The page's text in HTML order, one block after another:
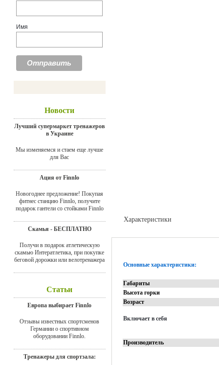
Имя
Новости
Лучший супермаркет тренажеров
в Украине
Мы изменяемся и стаем еще лучше
для Вас
Ация от Finnlo
Новогоднее предложение! Покупая
фитнес станцию Finnlo, получите
подарок гантели со стойками Finnlo
Скамья - БЕСПЛАТНО
Получи в подарок атлетическую
скамью Интератлетика, при покупке
беговой дорожки или велотренажера
Статьи
Европа выбирает Finnlo
Отзывы известных спортсменов
Германии о спортивном
оборудовании Finnlo.
Тренажеры для спортзала:
Характеристики
Основные характеристики:
Габариты
Высота горки
Возраст
Включает в себя
Производитель